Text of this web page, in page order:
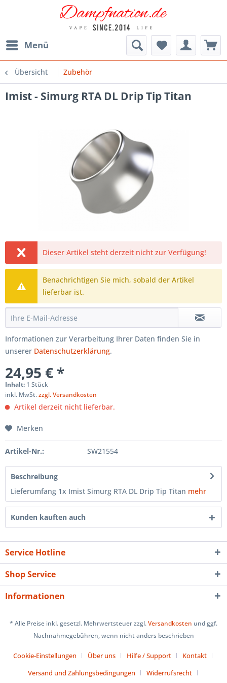
Menü
Übersicht Zubehör
Imist - Simurg RTA DL Drip Tip Titan
Dieser Artikel steht derzeit nicht zur Verfügung!
Benachrichtigen Sie mich, sobald der Artikel
lieferbar ist.
Informationen zur Verarbeitung Ihrer Daten finden Sie in
unserer Datenschutzerklärung.
24,95 € *
Inhalt: 1 Stück
inkl. MwSt.zzgl. Versandkosten
Artikel derzeit nicht lieferbar.
Merken
Artikel-Nr.: SW21554
Beschreibung
Lieferumfang 1x Imist Simurg RTA DL Drip Tip Titan mehr
Kunden kauften auch
Service Hotline
Shop Service
Informationen
* Alle Preise inkl. gesetzl. Mehrwertsteuer zzgl.Versandkosten und ggf.
Nachnahmegebühren, wenn nicht anders beschrieben
Cookie-Einstellungen Über uns Hilfe / Support
Kontakt
Versand und Zahlungsbedingungen
Widerrufsrecht